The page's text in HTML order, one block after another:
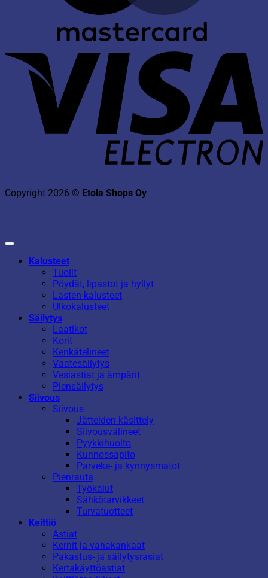
Copyright 2026 © Etola Shops Oy
Kalusteet
Tuolit
Pöydät, lipastot ja hyllyt
Lasten kalusteet
Ulkokalusteet
Säilytys
Laatikot
Korit
Kenkätelineet
Vaatesäilytys
Vesiastiat ja ämpärit
Piensäilytys
Siivous
Siivous
Jätteiden käsittely
Siivousvälineet
Pyykkihuolto
Kunnossapito
Parveke- ja kynnysmatot
Pienrauta
Työkalut
Sähkötarvikkeet
Turvatuotteet
Keittiö
Astiat
Kernit ja vahakankaat
Pakastus- ja säilytysrasiat
Kertakäyttöastiat